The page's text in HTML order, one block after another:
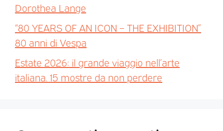
Dorothea Lange
“80 YEARS OF AN ICON – THE EXHIBITION”
80 anni di Vespa
Estate 2026: il grande viaggio nell’arte
italiana. 15 mostre da non perdere